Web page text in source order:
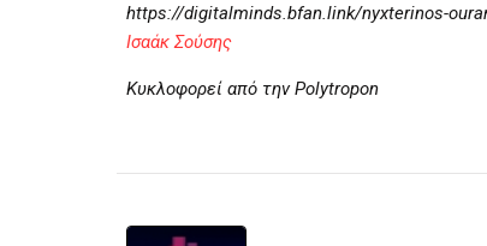
https://digitalminds.bfan.link/nyxterinos-
Ισαάκ Σούσης
Κυκλοφορεί από την Polytropon